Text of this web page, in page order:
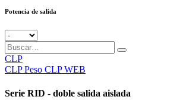
Potencia de salida
CLP
CLP Peso CLP WEB
Serie RID - doble salida aislada